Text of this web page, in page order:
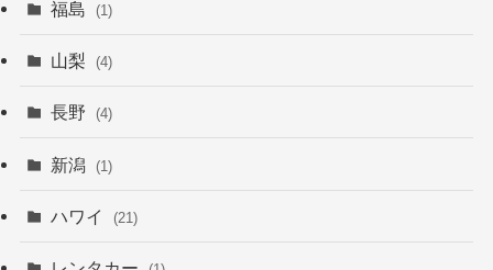
福島 (1)
山梨 (4)
長野 (4)
新潟 (1)
ハワイ (21)